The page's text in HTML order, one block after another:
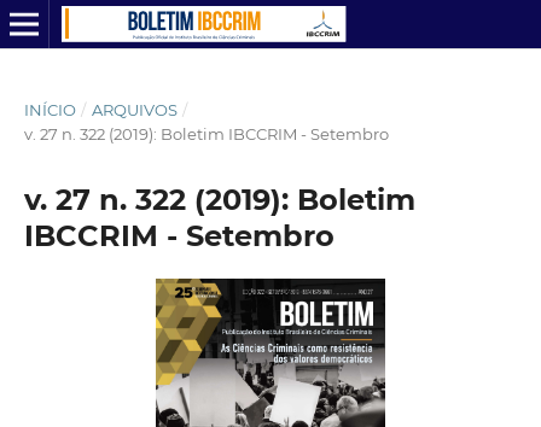
INÍCIO / ARQUIVOS /
v. 27 n. 322 (2019): Boletim IBCCRIM - Setembro
v. 27 n. 322 (2019): Boletim
IBCCRIM - Setembro